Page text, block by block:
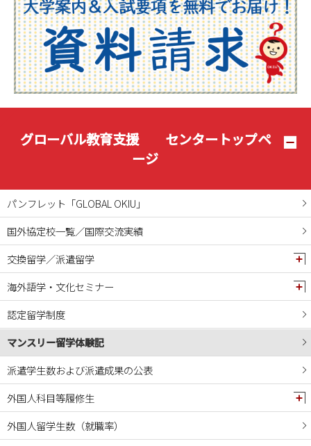
2025年07月
2025年06月
2025年05月
2025年04月
2025年03月
2025年02月
2025年01月
2024年10月
2024年09月
2024年08月
2024年07月
2024年06月
2024年05月
2024年04月
2024年03月
2024年02月
2024年01月
2023年12月
2023年11月
グローバル教育支援 センタートップペ
ージ
パンフレット「GLOBAL OKIU」
国外協定校一覧／国際交流実績
交換留学／派遣留学
海外語学・文化セミナー
認定留学制度
マンスリー留学体験記
派遣学生数および派遣成果の公表
外国人科目等履修生
外国人留学生数（就職率）